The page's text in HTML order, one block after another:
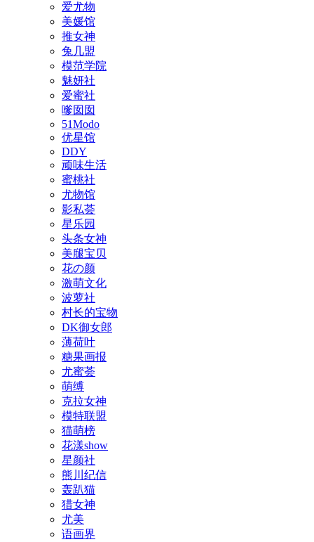
爱尤物
美媛馆
推女神
兔几盟
模范学院
魅妍社
爱蜜社
嗲囡囡
51Modo
优星馆
DDY
顽味生活
蜜桃社
尤物馆
影私荟
星乐园
头条女神
美腿宝贝
花の颜
激萌文化
波萝社
村长的宝物
DK御女郎
薄荷叶
糖果画报
尤蜜荟
萌缚
克拉女神
模特联盟
猫萌榜
花漾show
星颜社
熊川纪信
轰趴猫
猎女神
尤美
语画界